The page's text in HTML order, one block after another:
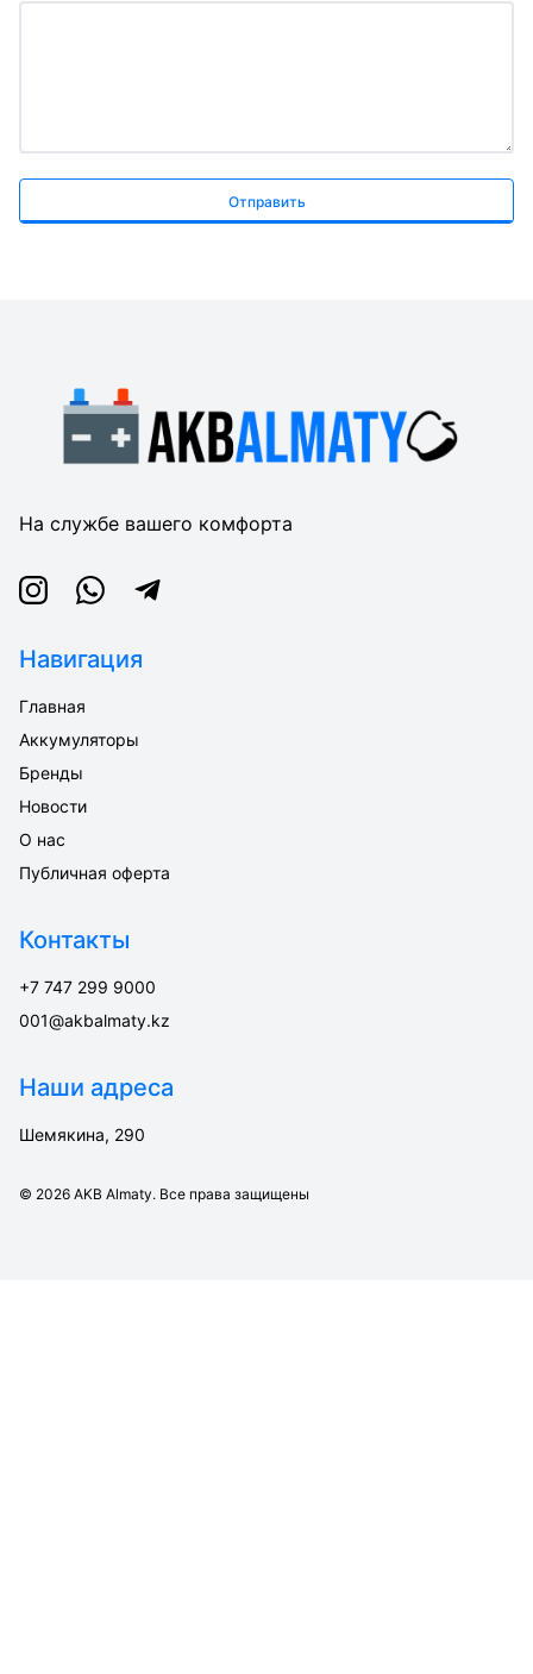
Отправить
На службе вашего комфорта
InstagramWhatsappTelegram
Навигация
Главная
Аккумуляторы
Бренды
Новости
О нас
Публичная оферта
Контакты
+7 747 299 9000
001@akbalmaty.kz
Наши адреса
Шемякина, 290
© 2026 AKB Almaty. Все права защищены